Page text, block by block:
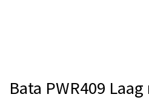
Bata PWR409